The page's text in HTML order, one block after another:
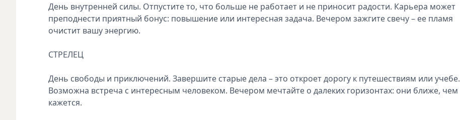
День внутренней силы. Отпустите то, что больше не работает и не приносит радости. Карьера может
преподнести приятный бонус: повышение или интересная задача. Вечером зажгите свечу – ее пламя
очистит вашу энергию.
СТРЕЛЕЦ
День свободы и приключений. Завершите старые дела – это откроет дорогу к путешествиям или учебе.
Возможна встреча с интересным человеком. Вечером мечтайте о далеких горизонтах: они ближе, чем
кажется.